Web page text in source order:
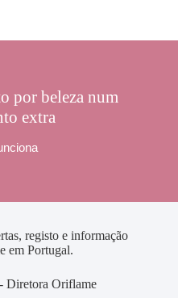
por beleza num
extra
registo e informação
em Portugal.
Diretora Oriflame